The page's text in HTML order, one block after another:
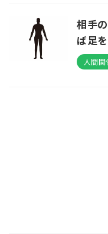
相手
ば足
人間関